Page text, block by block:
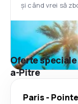
și când vrei să
Oferte
a-Pitre
Paris-